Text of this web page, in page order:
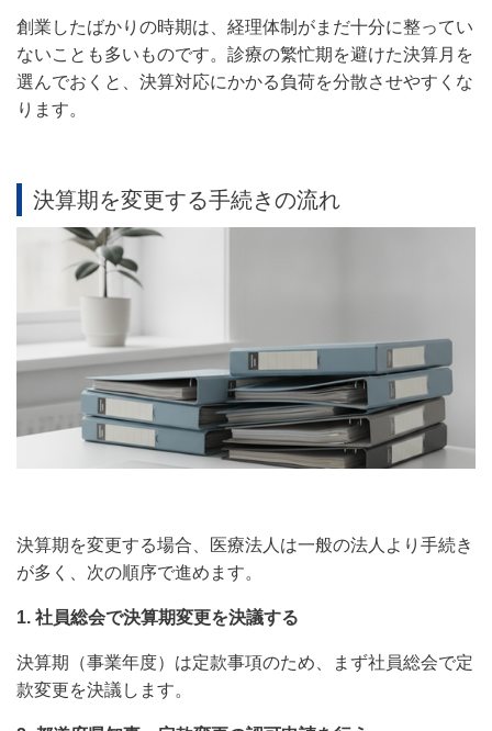
創業したばかりの時期は、経理体制がまだ十分に整ってい
ないことも多いものです。診療の繁忙期を避けた決算月を
選んでおくと、決算対応にかかる負荷を分散させやすくな
ります。
決算期を変更する手続きの流れ
決算期を変更する場合、医療法人は一般の法人より手続き
が多く、次の順序で進めます。
1. 社員総会で決算期変更を決議する
決算期（事業年度）は定款事項のため、まず社員総会で定
款変更を決議します。